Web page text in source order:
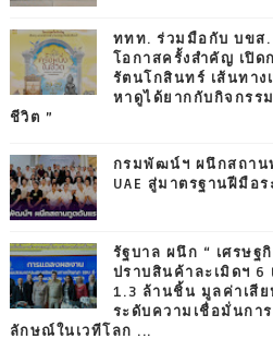
ททท. ร่วมมือกับ บขส.
โอกาสครั้งสำคัญ เปิด
รัตนโกสินทร์ เส้นทา
หาดูได้ยากกับกิจกรร
ชีวิต ”
กรมพัฒน์ฯ ผนึกสถาน
UAE สู่มาตรฐานฝีมือ
รัฐบาล ผนึก “ เศรษ
ปราบสินค้าละเมิดฯ 6
1.3 ล้านชิ้น มูลค่าเสี
ระดับความเชื่อมั่นกา
ลักษณ์ในเวทีโลก ...